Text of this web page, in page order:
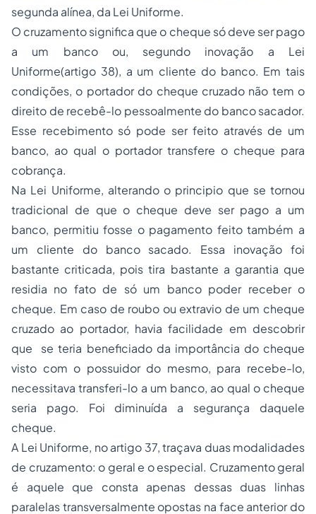
segunda alínea, da Lei Uniforme.
O cruzamento significa que o cheque só deve ser pago
a um banco ou, segundo inovação a Lei
Uniforme(artigo 38), a um cliente do banco. Em tais
condições, o portador do cheque cruzado não tem o
direito de recebê-lo pessoalmente do banco sacador.
Esse recebimento só pode ser feito através de um
banco, ao qual o portador transfere o cheque para
cobrança.
Na Lei Uniforme, alterando o principio que se tornou
tradicional de que o cheque deve ser pago a um
banco, permitiu fosse o pagamento feito também a
um cliente do banco sacado. Essa inovação foi
bastante criticada, pois tira bastante a garantia que
residia no fato de só um banco poder receber o
cheque. Em caso de roubo ou extravio de um cheque
cruzado ao portador, havia facilidade em descobrir
que se teria beneficiado da importância do cheque
visto com o possuidor do mesmo, para recebe-lo,
necessitava transferi-lo a um banco, ao qual o cheque
seria pago. Foi diminuída a segurança daquele
cheque.
A Lei Uniforme, no artigo 37, traçava duas modalidades
de cruzamento: o geral e o especial. Cruzamento geral
é aquele que consta apenas dessas duas linhas
paralelas transversalmente opostas na face anterior do